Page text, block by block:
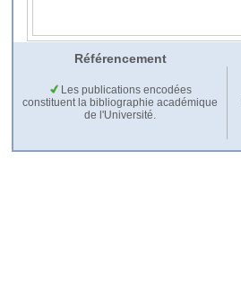
Référencement
Les publications encodées
constituent la bibliographie académique
de l'Université.